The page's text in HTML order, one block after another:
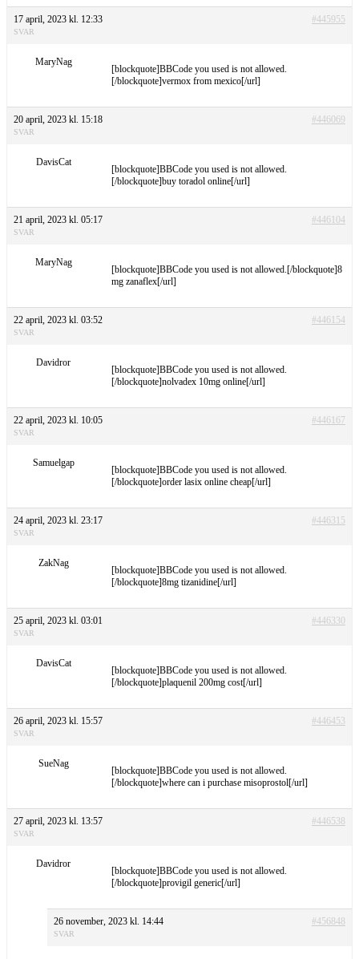
17 april, 2023 kl. 12:33 #445955
SVAR
MaryNag
[blockquote]BBCode you used is not allowed.
[/blockquote]vermox from mexico[/url]
20 april, 2023 kl. 15:18 #446069
SVAR
DavisCat
[blockquote]BBCode you used is not allowed.
[/blockquote]buy toradol online[/url]
21 april, 2023 kl. 05:17 #446104
SVAR
MaryNag
[blockquote]BBCode you used is not allowed.[/blockquote]8
mg zanaflex[/url]
22 april, 2023 kl. 03:52 #446154
SVAR
Davidror
[blockquote]BBCode you used is not allowed.
[/blockquote]nolvadex 10mg online[/url]
22 april, 2023 kl. 10:05 #446167
SVAR
Samuelgap
[blockquote]BBCode you used is not allowed.
[/blockquote]order lasix online cheap[/url]
24 april, 2023 kl. 23:17 #446315
SVAR
ZakNag
[blockquote]BBCode you used is not allowed.
[/blockquote]8mg tizanidine[/url]
25 april, 2023 kl. 03:01 #446330
SVAR
DavisCat
[blockquote]BBCode you used is not allowed.
[/blockquote]plaquenil 200mg cost[/url]
26 april, 2023 kl. 15:57 #446453
SVAR
SueNag
[blockquote]BBCode you used is not allowed.
[/blockquote]where can i purchase misoprostol[/url]
27 april, 2023 kl. 13:57 #446538
SVAR
Davidror
[blockquote]BBCode you used is not allowed.
[/blockquote]provigil generic[/url]
26 november, 2023 kl. 14:44 #456848
SVAR